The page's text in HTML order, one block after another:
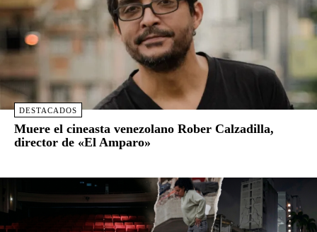
DESTACADOS
Muere el cineasta venezolano Rober Calzadilla,
director de «El Amparo»